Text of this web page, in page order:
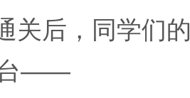
关后，同学们
台——